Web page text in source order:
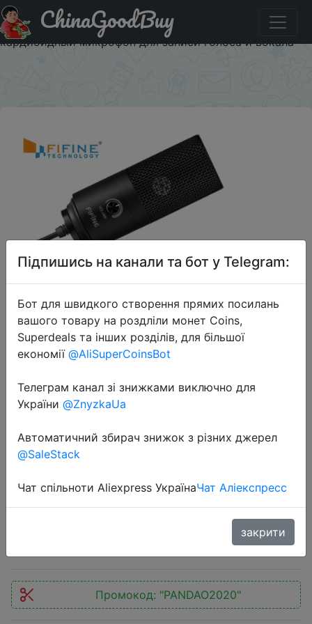
Паридбати з промокодом PANDAO2020
Конденсаторный USB микрофон Fifine, металлический
кардиоидный микрофон для записи голоса и вокала
ChinaGoodBuy
2020-12-18
Конденсаторный USB микрофон
Fifine, металлический
записи голоса и вокала
Промокод: "PANDAO2020"
Підпишись на канали та бот у Telegram:
Бот для швидкого створення прямих посилань
вашого товару на роздліли монет Coins,
Superdeals та інших розділів, для більшої
економії @AliSuperCoinsBot
Телеграм канал зі знижками виключно для
України @ZnyzkaUa
Автоматичний збирач знижок з різних джерел
@SaleStack
Чат спільноти Aliexpress УкраїнаЧат Аліекспресс
закрити